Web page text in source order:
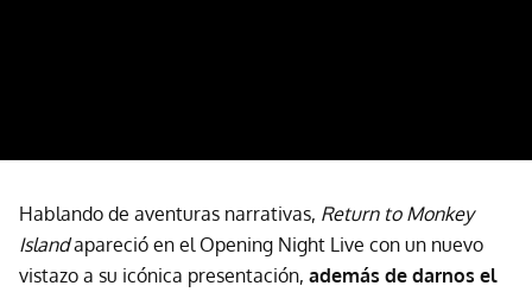
Hablando de aventuras narrativas, Return to Monkey
Islandapareció en el Opening Night Live con un nuevo
vistazo a su icónica presentación, además de darnos el